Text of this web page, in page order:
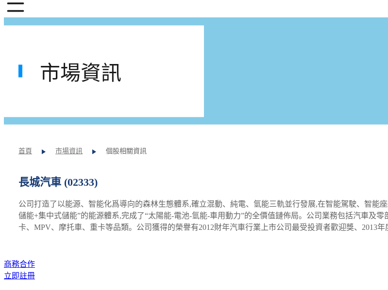
市場資訊
首頁 市場資訊 個股相關資訊
長城汽車 (02333)
公司打造了以能源、智能化爲導向的森林生態體系,確立混動、純電、氫能三軌並行發展,在智能駕駛、智能
儲能+集中式儲能”的能源體系,完成了“太陽能-電池-氫能-車用動力”的全價值鏈佈局。公司業務包括汽車及
卡、MPV、摩托車、重卡等品類。公司獲得的榮譽有2012財年汽車行業上市公司最受投資者歡迎獎、2013
商務合作
立即註冊